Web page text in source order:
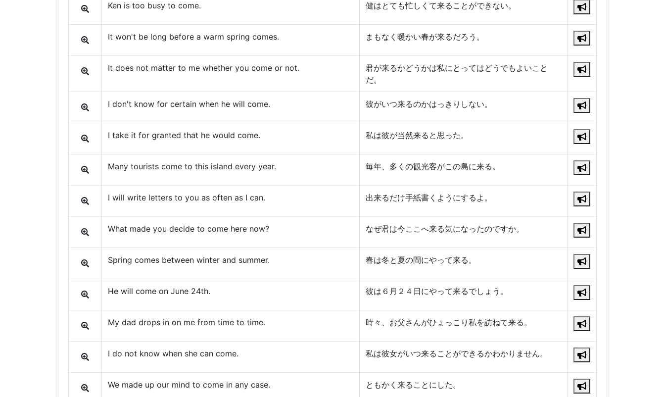
Ken is too busy to come. 健はとても忙しくて来ることができない。
It won't be long before a warm spring comes. まもなく暖かい春が来るだろう。
It does not matter to me whether you come or not.
君が来るかどうかは私にとってはどうでもよいこと
だ。
I don't know for certain when he will come. 彼がいつ来るのかはっきりしない。
I take it for granted that he would come. 私は彼が当然来ると思った。
Many tourists come to this island every year. 毎年、多くの観光客がこの島に来る。
I will write letters to you as often as I can. 出来るだけ手紙書くようにするよ。
What made you decide to come here now? なぜ君は今ここへ来る気になったのですか。
Spring comes between winter and summer. 春は冬と夏の間にやって来る。
He will come on June 24th. 彼は６月２４日にやって来るでしょう。
My dad drops in on me from time to time. 時々、お父さんがひょっこり私を訪ねて来る。
I do not know when she can come. 私は彼女がいつ来ることができるかわかりません。
We made up our mind to come in any case. ともかく来ることにした。